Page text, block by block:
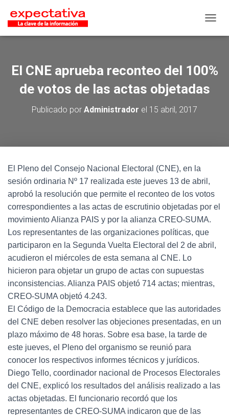
El CNE aprueba reconteo del 100%
de votos de las actas objetadas
Publicado por Administrador el 15 abril, 2017
El Pleno del Consejo Nacional Electoral (CNE), en la
sesión ordinaria Nº 17 realizada este jueves 13 de abril,
aprobó la resolución que permite el reconteo de los votos
correspondientes a las actas de escrutinio objetadas por el
movimiento Alianza PAIS y por la alianza CREO-SUMA.
Los representantes de las organizaciones políticas, que
participaron en la Segunda Vuelta Electoral del 2 de abril,
acudieron el miércoles de esta semana al CNE. Lo
hicieron para objetar un grupo de actas con supuestas
inconsistencias. Alianza PAIS objetó 714 actas; mientras,
CREO-SUMA objetó 4.243.
El Código de la Democracia establece que las autoridades
del CNE deben resolver las objeciones presentadas, en un
plazo máximo de 48 horas. Sobre esa base, la tarde de
este jueves, el Pleno del organismo se reunió para
conocer los respectivos informes técnicos y jurídicos.
Diego Tello, coordinador nacional de Procesos Electorales
del CNE, explicó los resultados del análisis realizado a las
actas objetadas. El funcionario recordó que los
representantes de CREO-SUMA indicaron que de las